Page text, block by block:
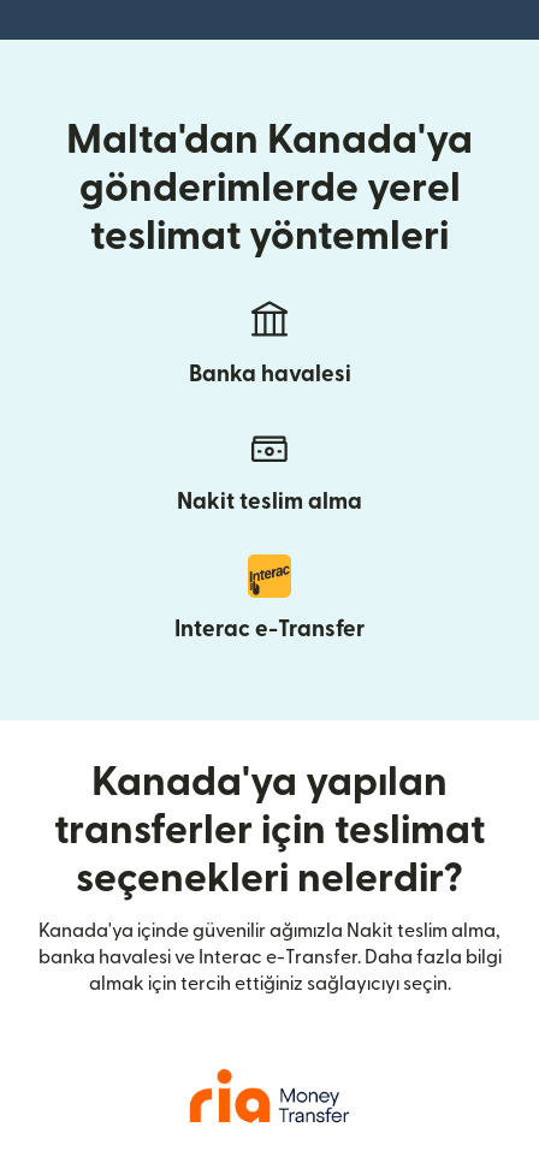
Malta'dan Kanada'ya
gönderimlerde yerel
teslimat yöntemleri
Banka havalesi
Nakit teslim alma
Interac e-Transfer
Kanada'ya yapılan
transferler için teslimat
seçenekleri nelerdir?
Kanada'ya içinde güvenilir ağımızla Nakit teslim alma,
banka havalesi ve Interac e-Transfer. Daha fazla bilgi
almak için tercih ettiğiniz sağlayıcıyı seçin.